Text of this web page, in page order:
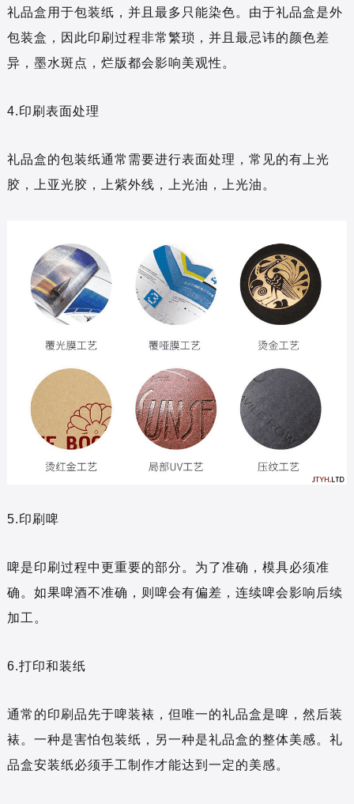
礼品盒用于包装纸，并且最多只能染色。由于礼品盒是外
包装盒，因此印刷过程非常繁琐，并且最忌讳的颜色差
异，墨水斑点，烂版都会影响美观性。
4.印刷表面处理
礼品盒的包装纸通常需要进行表面处理，常见的有上光
胶，上亚光胶，上紫外线，上光油，上光油。
5.印刷啤
啤是印刷过程中更重要的部分。为了准确，模具必须准
确。如果啤酒不准确，则啤会有偏差，连续啤会影响后续
加工。
6.打印和装纸
通常的印刷品先于啤装裱，但唯一的礼品盒是啤，然后装
裱。一种是害怕包装纸，另一种是礼品盒的整体美感。礼
品盒安装纸必须手工制作才能达到一定的美感。